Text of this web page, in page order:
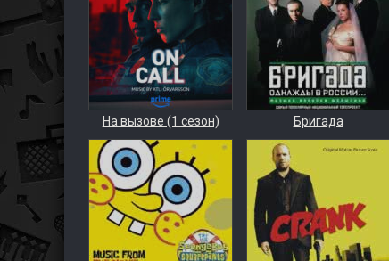
На вызове (1 сезон) Бригада